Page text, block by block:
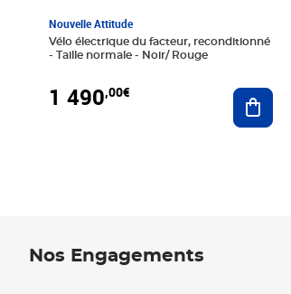
Nouvelle Attitude
Vélo électrique du facteur, reconditionné
- Taille normale - Noir/ Rouge
1 490,00€
Nos Engagements